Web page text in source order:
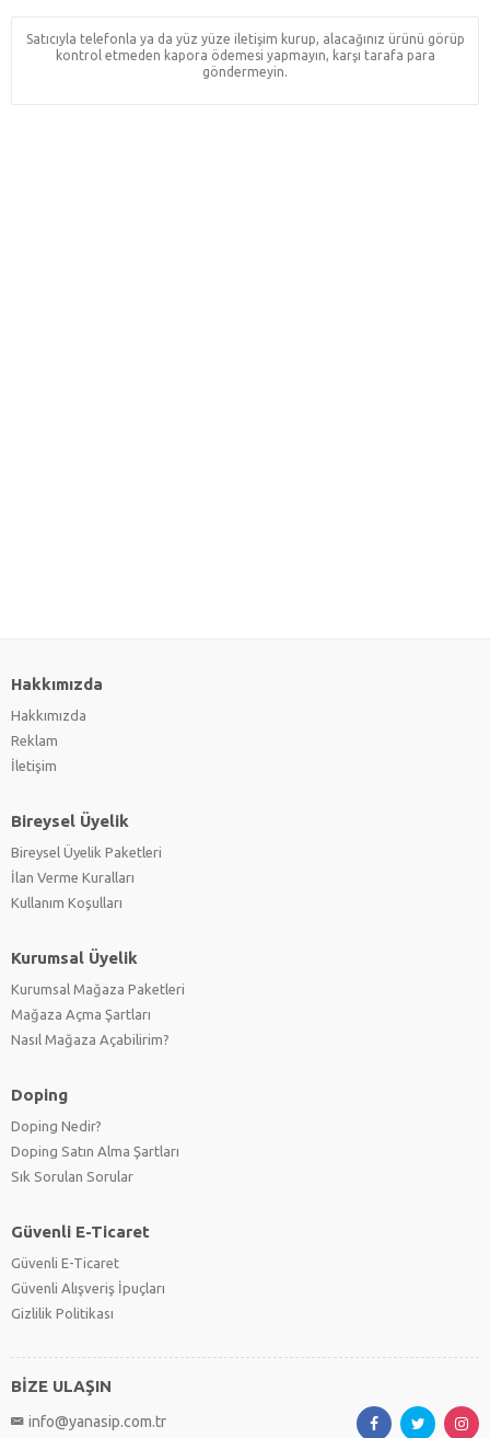
Satıcıyla telefonla ya da yüz yüze iletişim kurup, alacağınız ürünü görüp
kontrol etmeden kapora ödemesi yapmayın, karşı tarafa para
göndermeyin.
Hakkımızda
Hakkımızda
Reklam
İletişim
Bireysel Üyelik
Bireysel Üyelik Paketleri
İlan Verme Kuralları
Kullanım Koşulları
Kurumsal Üyelik
Kurumsal Mağaza Paketleri
Mağaza Açma Şartları
Nasıl Mağaza Açabilirim?
Doping
Doping Nedir?
Doping Satın Alma Şartları
Sık Sorulan Sorular
Güvenli E-Ticaret
Güvenli E-Ticaret
Güvenli Alışveriş İpuçları
Gizlilik Politikası
BİZE ULAŞIN
info@yanasip.com.tr